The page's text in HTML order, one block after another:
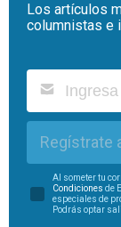
Los artículos
columnistas e
Regístrate
Al someter tu
Condiciones de
especiales de
Podrás optar